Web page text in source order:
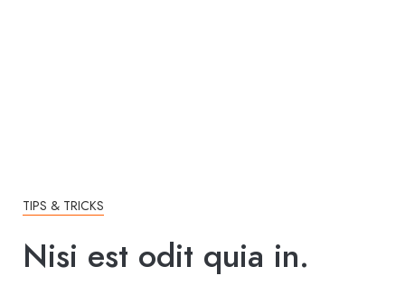
TIPS & TRICKS
Nisi est odit quia in.